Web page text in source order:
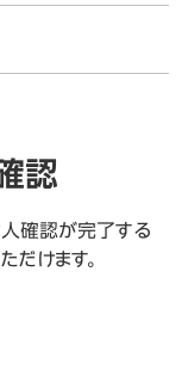
認
確認が完了する
だけます。